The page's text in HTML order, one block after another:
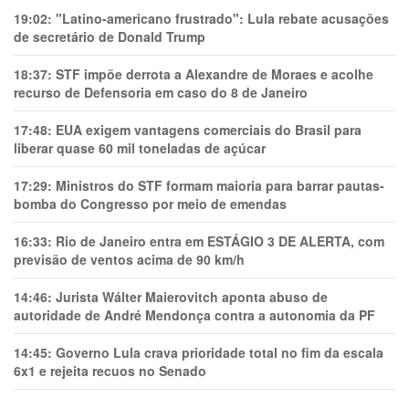
19:02: "Latino-americano frustrado": Lula rebate acusações
de secretário de Donald Trump
18:37: STF impõe derrota a Alexandre de Moraes e acolhe
recurso de Defensoria em caso do 8 de Janeiro
17:48: EUA exigem vantagens comerciais do Brasil para
liberar quase 60 mil toneladas de açúcar
17:29: Ministros do STF formam maioria para barrar pautas-
bomba do Congresso por meio de emendas
16:33: Rio de Janeiro entra em ESTÁGIO 3 DE ALERTA, com
previsão de ventos acima de 90 km/h
14:46: Jurista Wálter Maierovitch aponta abuso de
autoridade de André Mendonça contra a autonomia da PF
14:45: Governo Lula crava prioridade total no fim da escala
6x1 e rejeita recuos no Senado